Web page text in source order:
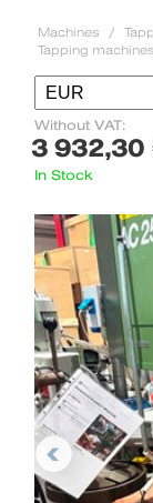
Machines
Tapping machines
Without VAT:
3 932,30
In Stock